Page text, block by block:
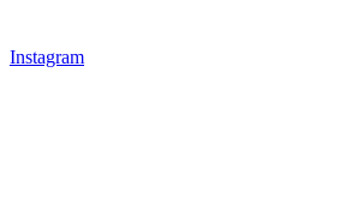
Instagram